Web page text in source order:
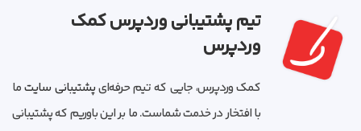
تیم پشتیبانی وردپرس کمک
وردپرس
کمک وردپرس، جایی که تیم حرفه‌ایپشتیبانی سایتما
با افتخار در خدمت شماست. ما بر این باوریم که پشتیبانی